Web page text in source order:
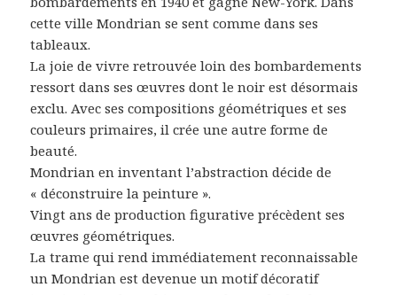
cette ville Mondrian se sent comme dans ses
tableaux.
La joie de vivre retrouvée loin des bombardements
ressort dans ses œuvres dont le noir est désormais
exclu. Avec ses compositions géométriques et ses
couleurs primaires, il crée une autre forme de
beauté.
Mondrian en inventant l’abstraction décide de
« déconstruire la peinture ».
Vingt ans de production figurative précèdent ses
œuvres géométriques.
La trame qui rend immédiatement reconnaissable
un Mondrian est devenue un motif décoratif